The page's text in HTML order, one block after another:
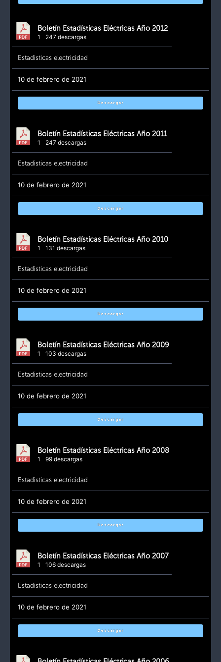
Boletín Estadísticas Eléctricas Año 2012
1 247 descargas
Estadisticas electricidad
10 de febrero de 2021
Descargar
Boletín Estadísticas Eléctricas Año 2011
1 247 descargas
Estadisticas electricidad
10 de febrero de 2021
Descargar
Boletín Estadísticas Eléctricas Año 2010
1 131 descargas
Estadisticas electricidad
10 de febrero de 2021
Descargar
Boletín Estadísticas Eléctricas Año 2009
1 103 descargas
Estadisticas electricidad
10 de febrero de 2021
Descargar
Boletín Estadísticas Eléctricas Año 2008
1 99 descargas
Estadisticas electricidad
10 de febrero de 2021
Descargar
Boletín Estadísticas Eléctricas Año 2007
1 106 descargas
Estadisticas electricidad
10 de febrero de 2021
Descargar